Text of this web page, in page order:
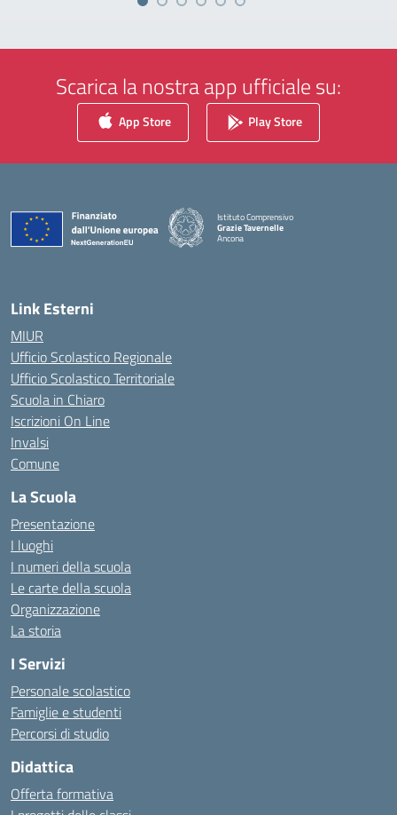
Scarica la nostra app ufficiale su:
App Store Play Store
Istituto Comprensivo
Grazie Tavernelle
Ancona
Link Esterni
MIUR
Ufficio Scolastico Regionale
Ufficio Scolastico Territoriale
Scuola in Chiaro
Iscrizioni On Line
Invalsi
Comune
La Scuola
Presentazione
I luoghi
I numeri della scuola
Le carte della scuola
Organizzazione
La storia
I Servizi
Personale scolastico
Famiglie e studenti
Percorsi di studio
Didattica
Offerta formativa